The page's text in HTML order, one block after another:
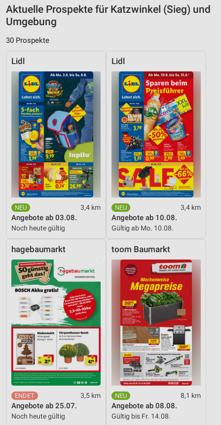
Aktuelle Prospekte für Katzwinkel (Sieg) und
Umgebung
30 Prospekte
Lidl
3,4 km
Angebote ab 03.08.
Noch heute gültig
Lidl
3,4 km
Angebote ab 10.08.
Gültig ab Mo. 10.08.
hagebaumarkt
3,5 km
Angebote ab 25.07.
Noch heute gültig
toom Baumarkt
8,1 km
Angebote ab 08.08.
Gültig bis Fr. 14.08.